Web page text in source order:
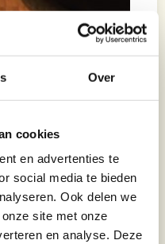
Over
cookies
en advertenties te
social media te bieden
Ook delen we
site met onze
en analyse. Deze
vlees weer 2 uur
2 uur hebben we
gewikkeld en
bereikt is
het vlees is
bakje. Dit vocht
de finishing
los hebben